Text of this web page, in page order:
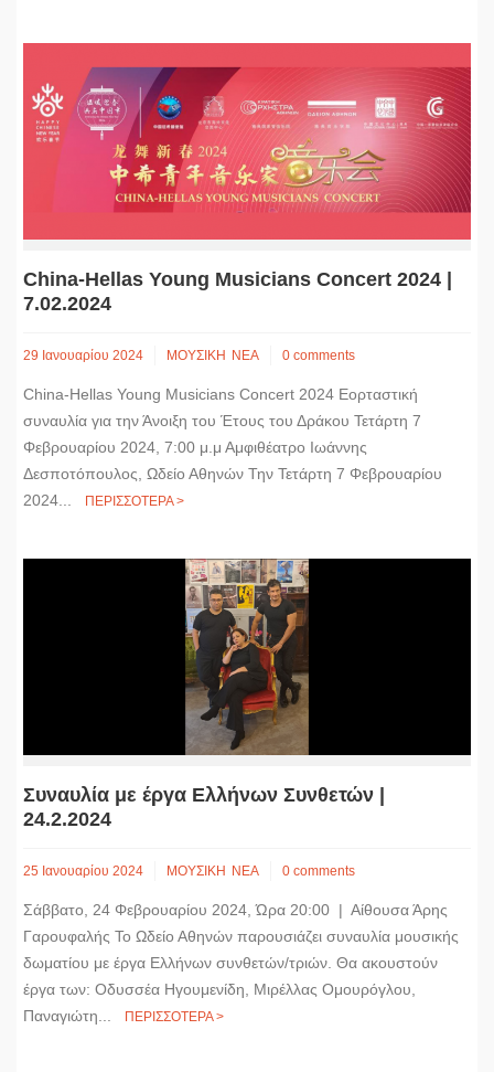
China-Hellas Young Musicians Concert 2024 |
7.02.2024
29 Ιανουαρίου 2024 ΜΟΥΣΙΚΗ ΝΕΑ 0 comments
China-Hellas Young Musicians Concert 2024 Εορταστική
συναυλία για την Άνοιξη του Έτους του Δράκου Τετάρτη 7
Φεβρουαρίου 2024, 7:00 μ.μ Αμφιθέατρο Ιωάννης
Δεσποτόπουλος, Ωδείο Αθηνών Την Τετάρτη 7 Φεβρουαρίου
2024...
ΠΕΡΙΣΣΟΤΕΡΑ >
Συναυλία με έργα Ελλήνων Συνθετών |
24.2.2024
25 Ιανουαρίου 2024 ΜΟΥΣΙΚΗ ΝΕΑ 0 comments
Σάββατο, 24 Φεβρουαρίου 2024, Ώρα 20:00 | Αίθουσα Άρης
Γαρουφαλής Το Ωδείο Αθηνών παρουσιάζει συναυλία μουσικής
δωματίου με έργα Ελλήνων συνθετών/τριών. Θα ακουστούν
έργα των: Οδυσσέα Ηγουμενίδη, Μιρέλλας Ομουρόγλου,
Παναγιώτη...
ΠΕΡΙΣΣΟΤΕΡΑ >